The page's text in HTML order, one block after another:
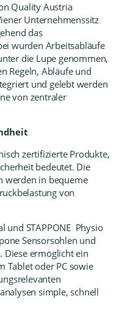
Quality Austria
Unternehmenssitz
das
wurden Arbeitsabläufe
die Lupe genommen,
Regeln, Abläufe und
und gelebt werden
von zentraler
zertifizierte Produkte,
bedeutet. Die
werden in bequeme
von
l und STAPPONE Physio
Sensorsohlen und
Diese ermöglicht ein
Tablet oder PC sowie
simple, schnell